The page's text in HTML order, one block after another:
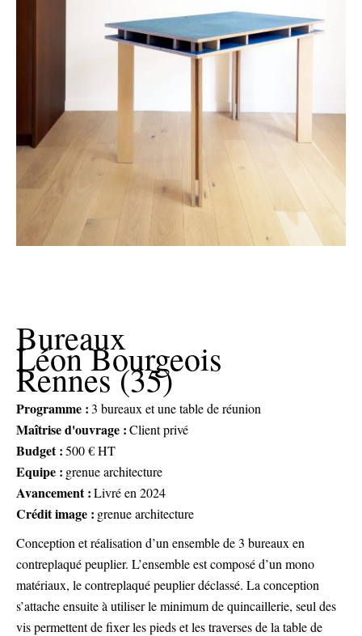
Bureaux
Léon Bourgeois
Rennes (35)
Programme :3 bureaux et une table de réunion
Maîtrise d'ouvrage :Client privé
Budget :500 € HT
Equipe : grenue architecture
Avancement :Livré en 2024
Crédit image : grenue architecture
Conception et réalisation d’un ensemble de 3 bureaux en
contreplaqué peuplier. L’ensemble est composé d’un mono
matériaux, le contreplaqué peuplier déclassé. La conception
s’attache ensuite à utiliser le minimum de quincaillerie, seul des
vis permettent de fixer les pieds et les traverses de la table de